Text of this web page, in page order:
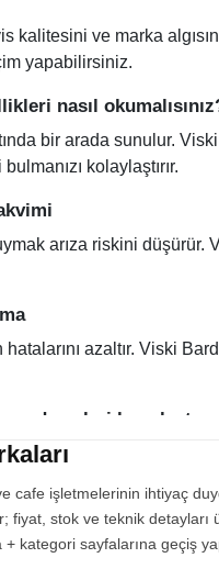
kalitesini ve marka
yapabilirsiniz.
nasıl
bir arada sunulur.
kolaylaştırır.
arıza riskini düşürür.
azaltır. Viski
neleri
düşürür. Viski
atığı azaltır. Viski
cafe işletmelerinin ihtiyaç
fiyat, stok ve teknik detayları
kategori sayfalarına geçiş